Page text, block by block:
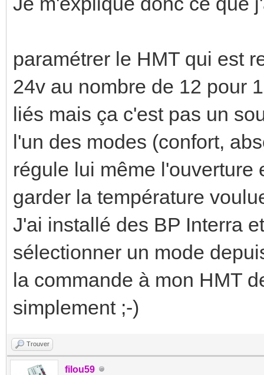
paramétrer le HMT qui est
24v au nombre de 12 pour
liés mais ça c'est pas un
l'un des modes (confort,
régule lui même l'ouverture
garder la température
J'ai installé des BP Interra
sélectionner un mode
la commande à mon HMT
simplement ;-)
Trouver
filou59